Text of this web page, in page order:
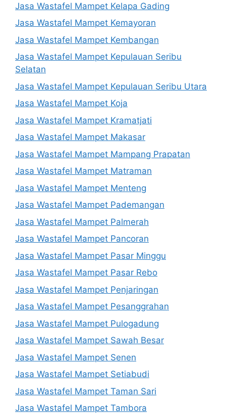
Jasa Wastafel Mampet Kelapa Gading
Jasa Wastafel Mampet Kemayoran
Jasa Wastafel Mampet Kembangan
Jasa Wastafel Mampet Kepulauan Seribu
Selatan
Jasa Wastafel Mampet Kepulauan Seribu Utara
Jasa Wastafel Mampet Koja
Jasa Wastafel Mampet Kramatjati
Jasa Wastafel Mampet Makasar
Jasa Wastafel Mampet Mampang Prapatan
Jasa Wastafel Mampet Matraman
Jasa Wastafel Mampet Menteng
Jasa Wastafel Mampet Pademangan
Jasa Wastafel Mampet Palmerah
Jasa Wastafel Mampet Pancoran
Jasa Wastafel Mampet Pasar Minggu
Jasa Wastafel Mampet Pasar Rebo
Jasa Wastafel Mampet Penjaringan
Jasa Wastafel Mampet Pesanggrahan
Jasa Wastafel Mampet Pulogadung
Jasa Wastafel Mampet Sawah Besar
Jasa Wastafel Mampet Senen
Jasa Wastafel Mampet Setiabudi
Jasa Wastafel Mampet Taman Sari
Jasa Wastafel Mampet Tambora